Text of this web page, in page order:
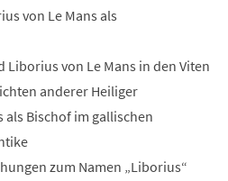
von Le Mans als
Liborius von Le Mans in den Viten
anderer Heiliger
als Bischof im gallischen
zum Namen „Liborius“